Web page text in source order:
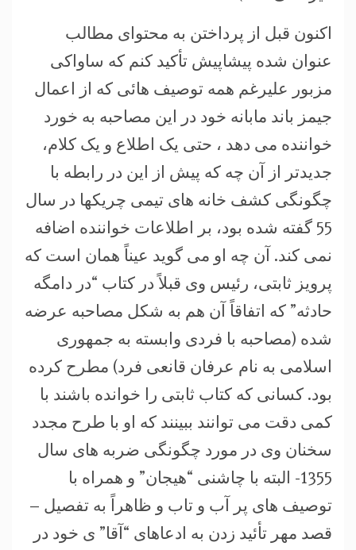
اکنون قبل از پرداختن به محتوای مطالب
عنوان شده پیشاپیش تأکید کنم که ساواکی
مزبور علیرغم همه توصیف هائی که از اعمال
جیمز باند مابانه خود در این مصاحبه به خورد
خواننده می دهد ، حتی یک اطلاع و یک کلام،
جدیدتر از آن چه که پیش از این در رابطه با
چگونگی کشف خانه های تیمی چریکها در سال
55 گفته شده بود، بر اطلاعات خواننده اضافه
نمی کند. آن چه او می گوید عیناً همان است که
پرویز ثابتی، رئیس وی قبلاً در کتاب “در دامگه
حادثه” که اتفاقاً آن هم به شکل مصاحبه عرضه
شده (مصاحبه با فردی وابسته به جمهوری
اسلامی به نام عرفان قانعی فرد) مطرح کرده
بود. کسانی که کتاب ثابتی را خوانده باشند با
کمی دقت می توانند ببینند که او با طرح مجدد
سخنان وی در مورد چگونگی ضربه های سال
1355- البته با چاشنی “هیجان” و همراه با
توصیف های پر آب و تاب و ظاهراً به تفصیل –
قصد مهر تأئید زدن به ادعاهای “آقا” ی خود در